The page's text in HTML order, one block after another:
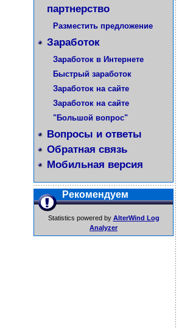
партнерство
Разместить предложение
Заработок
Заработок в Интернете
Быстрый заработок
Заработок на сайте
Заработок на сайте
"Большой вопрос"
Вопросы и ответы
Обратная связь
Мобильная версия
Рекомендуем
Statistics powered by AlterWind Log
Analyzer